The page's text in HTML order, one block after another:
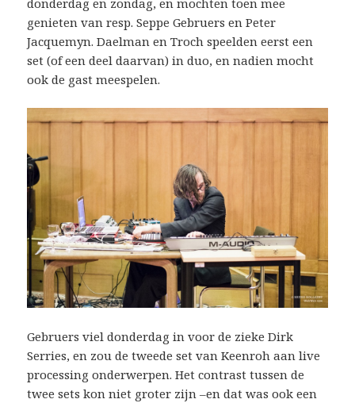
genieten van resp. Seppe Gebruers en Peter
Jacquemyn. Daelman en Troch speelden eerst een
set (of een deel daarvan) in duo, en nadien mocht
ook de gast meespelen.
Gebruers viel donderdag in voor de zieke Dirk
Serries, en zou de tweede set van Keenroh aan live
processing onderwerpen. Het contrast tussen de
twee sets kon niet groter zijn –en dat was ook een